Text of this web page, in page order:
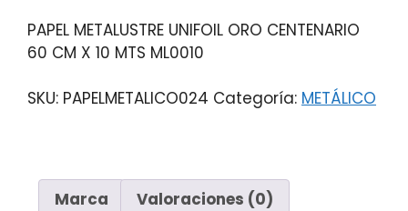
PAPEL METALUSTRE UNIFOIL ORO CENTENARIO
60 CM X 10 MTS ML0010
SKU: PAPELMETALICO024 Categoría: METÁLICO
Marca Valoraciones (0)